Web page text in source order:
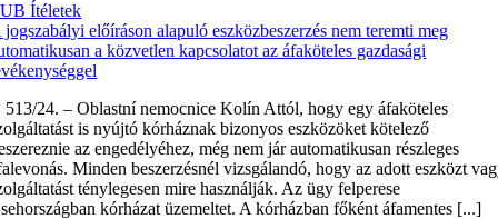
Ítéletek
jogszabályi előíráson alapuló eszközbeszerzés nem teremti meg
a közvetlen kapcsolatot az áfaköteles gazdasági
513/24. – Oblastní nemocnice Kolín Attól, hogy egy áfaköteles
is nyújtó kórháznak bizonyos eszközöket kötelező
az engedélyéhez, még nem jár automatikusan részleges
Minden beszerzésnél vizsgálandó, hogy az adott eszközt
ténylegesen mire használják. Az ügy felperese
kórházat üzemeltet. A kórházban főként áfamentes [...]